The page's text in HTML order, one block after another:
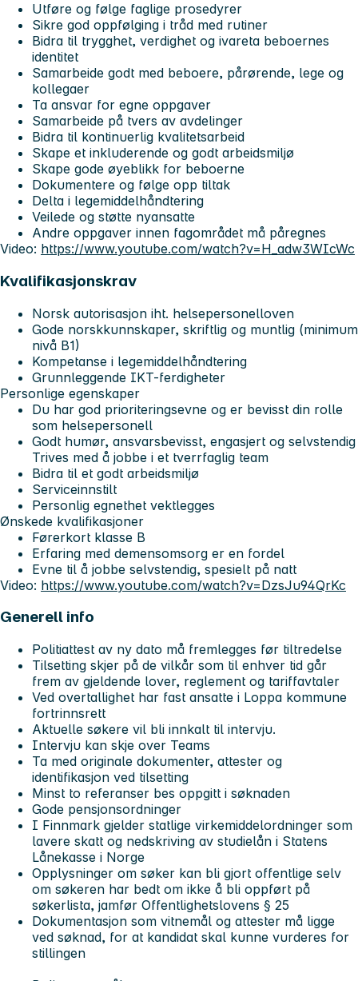
Utføre og følge faglige prosedyrer
Sikre god oppfølging i tråd med rutiner
Bidra til trygghet, verdighet og ivareta beboernes
identitet
Samarbeide godt med beboere, pårørende, lege og
kollegaer
Ta ansvar for egne oppgaver
Samarbeide på tvers av avdelinger
Bidra til kontinuerlig kvalitetsarbeid
Skape et inkluderende og godt arbeidsmiljø
Skape gode øyeblikk for beboerne
Dokumentere og følge opp tiltak
Delta i legemiddelhåndtering
Veilede og støtte nyansatte
Andre oppgaver innen fagområdet må påregnes
Video: https://www.youtube.com/watch?v=H_adw3WIcWc
Kvalifikasjonskrav
Norsk autorisasjon iht. helsepersonelloven
Gode norskkunnskaper, skriftlig og muntlig (minimum
nivå B1)
Kompetanse i legemiddelhåndtering
Grunnleggende IKT-ferdigheter
Personlige egenskaper
Du har god prioriteringsevne og er bevisst din rolle
som helsepersonell
Godt humør, ansvarsbevisst, engasjert og selvstendig
Trives med å jobbe i et tverrfaglig team
Bidra til et godt arbeidsmiljø
Serviceinnstilt
Personlig egnethet vektlegges
Ønskede kvalifikasjoner
Førerkort klasse B
Erfaring med demensomsorg er en fordel
Evne til å jobbe selvstendig, spesielt på natt
Video: https://www.youtube.com/watch?v=DzsJu94QrKc
Generell info
Politiattest av ny dato må fremlegges før tiltredelse
Tilsetting skjer på de vilkår som til enhver tid går
frem av gjeldende lover, reglement og tariffavtaler
Ved overtallighet har fast ansatte i Loppa kommune
fortrinnsrett
Aktuelle søkere vil bli innkalt til intervju.
Intervju kan skje over Teams
Ta med originale dokumenter, attester og
identifikasjon ved tilsetting
Minst to referanser bes oppgitt i søknaden
Gode pensjonsordninger
I Finnmark gjelder statlige virkemiddelordninger som
lavere skatt og nedskriving av studielån i Statens
Lånekasse i Norge
Opplysninger om søker kan bli gjort offentlige selv
om søkeren har bedt om ikke å bli oppført på
søkerlista, jamfør Offentlighetslovens § 25
Dokumentasjon som vitnemål og attester må ligge
ved søknad, for at kandidat skal kunne vurderes for
stillingen